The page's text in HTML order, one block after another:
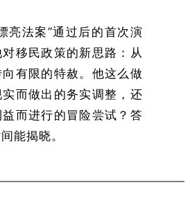
亮法案”通过后的首次演
移民政策的新思路：从
有限的特赦。他这么做
而做出的务实调整，还
而进行的冒险尝试？答
能揭晓。